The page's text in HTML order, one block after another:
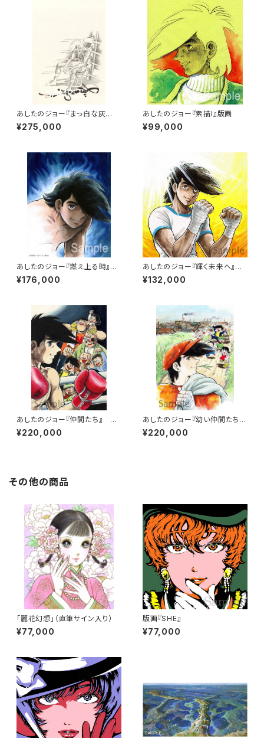
あしたのジョー『まっ白な灰
に…。（和紙ver．）』版画
¥275,000
あしたのジョー『素描I』版画
¥99,000
あしたのジョー『燃え上る時』版
画
¥176,000
あしたのジョー『輝く未来へ』
版画
¥132,000
あしたのジョー『仲間たち』 版
画
¥220,000
あしたのジョー『幼い仲間たち』
版画
¥220,000
その他の商品
「麗花幻想」（直筆サイン入り）
¥77,000
版画『SHE』
¥77,000